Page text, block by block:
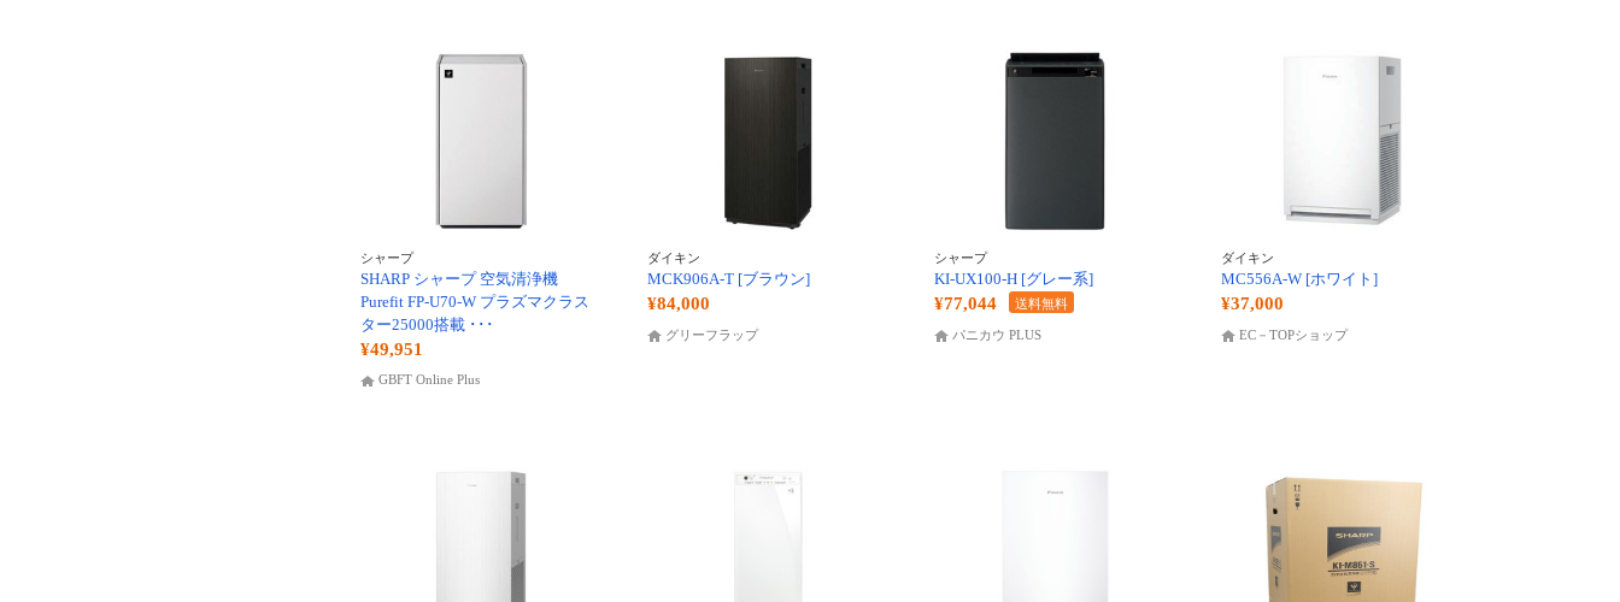
シャープ
SHARP シャープ 空気清浄機
Purefit FP-U70-W プラズマクラス
ター25000搭載 ･･･
¥49,951
GBFT Online Plus
ダイキン
MCK906A-T [ブラウン]
¥84,000
グリーフラップ
シャープ
KI-UX100-H [グレー系]
¥77,044 送料無料
パニカウ PLUS
ダイキン
MC556A-W [ホワイト]
¥37,000
EC－TOPショップ